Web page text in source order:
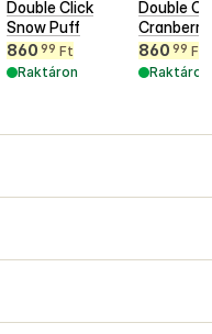
Double Click
Snow Puff
860 99 Ft
Raktáron
Double
860 99 Ft
Raktáron